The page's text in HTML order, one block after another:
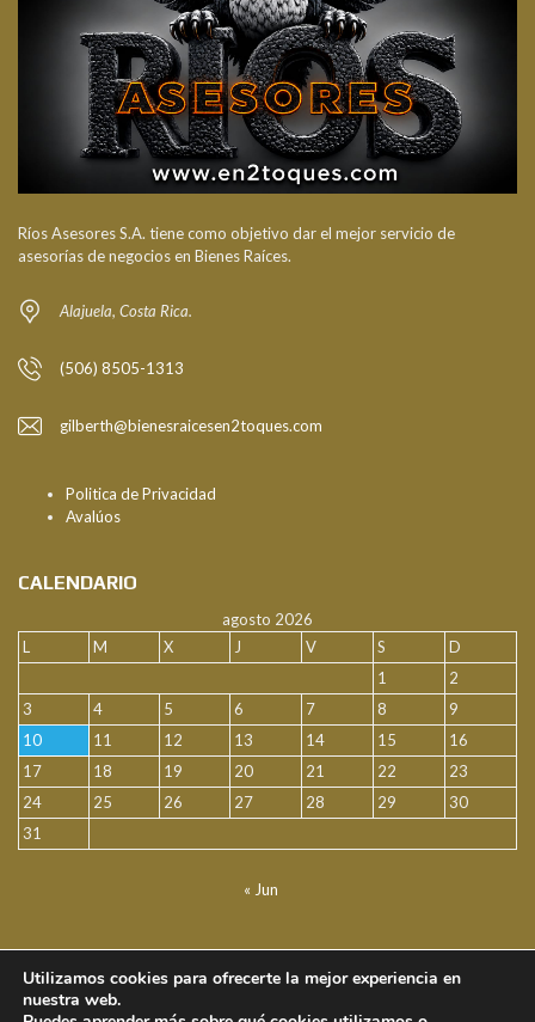
Ríos Asesores S.A. tiene como objetivo dar el mejor servicio de
asesorías de negocios en Bienes Raíces.
Alajuela, Costa Rica.
(506) 8505-1313
gilberth@bienesraicesen2toques.com
Politica de Privacidad
Avalúos
CALENDARIO
agosto 2026
L
M X J V S
D
1
2
3
4 5 6 7 8
9
10
11 12 13 14 15
16
17
18 19 20 21 22
23
24
25 26 27 28 29
30
31
« Jun
FACEBOOK
Utilizamos cookies para ofrecerte la mejor experiencia en
nuestra web.